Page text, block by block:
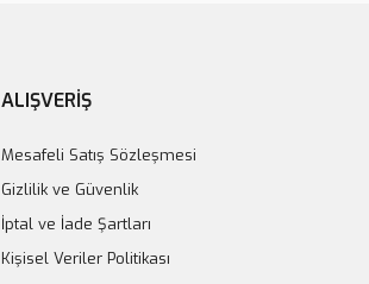
ALIŞVERİŞ
Mesafeli Satış Sözleşmesi
Gizlilik ve Güvenlik
İptal ve İade Şartları
Kişisel Veriler Politikası